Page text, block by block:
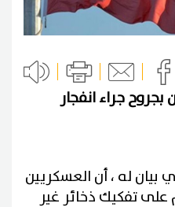
بجروح جراء انفجار
بيان له ، أن العسكريين
على تفكيك ذخائر غير